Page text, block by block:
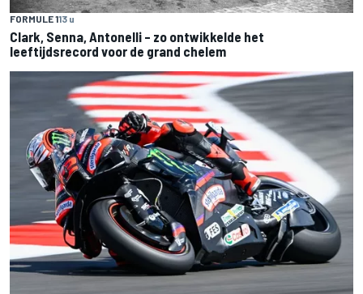
FORMULE 113 u
Clark, Senna, Antonelli – zo ontwikkelde het
leeftijdsrecord voor de grand chelem